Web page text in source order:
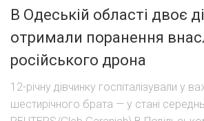
В Одеській області двоє
отримали поранення
російського дрона
12-річну дівчинку госпіталізували у
шестирічного брата — у стані